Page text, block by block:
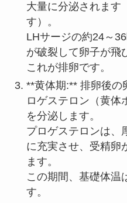
大量に分泌されます
す）。
LHサージの約24～
が破裂して卵子が飛
これが排卵です。
**黄体期:** 排卵後の
ロゲステロン（黄体
を分泌します。
プロゲステロンは、
に充実させ、受精卵
ます。
この期間、基礎体温
す。